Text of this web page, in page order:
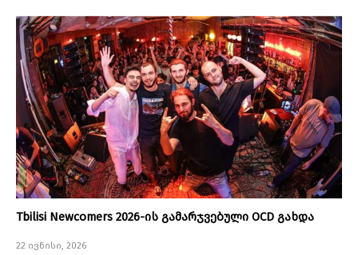
Tbilisi Newcomers 2026-ის გამარჯვებული OCD გახდა
22 ივნისი, 2026